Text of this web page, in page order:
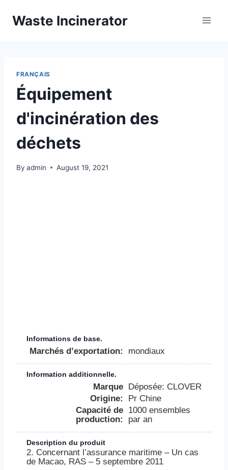
Waste Incinerator
FRANÇAIS
Équipement
d'incinération des
déchets
By admin August 19, 2021
Informations de base.
Marchés d’exportation: mondiaux
Information additionnelle.
Marque Déposée: CLOVER
Origine:
Pr Chine
Capacité de
production:
1000 ensembles
par an
Description du produit
2. Concernant l’assurance maritime – Un cas
de Macao, RAS – 5 septembre 2011